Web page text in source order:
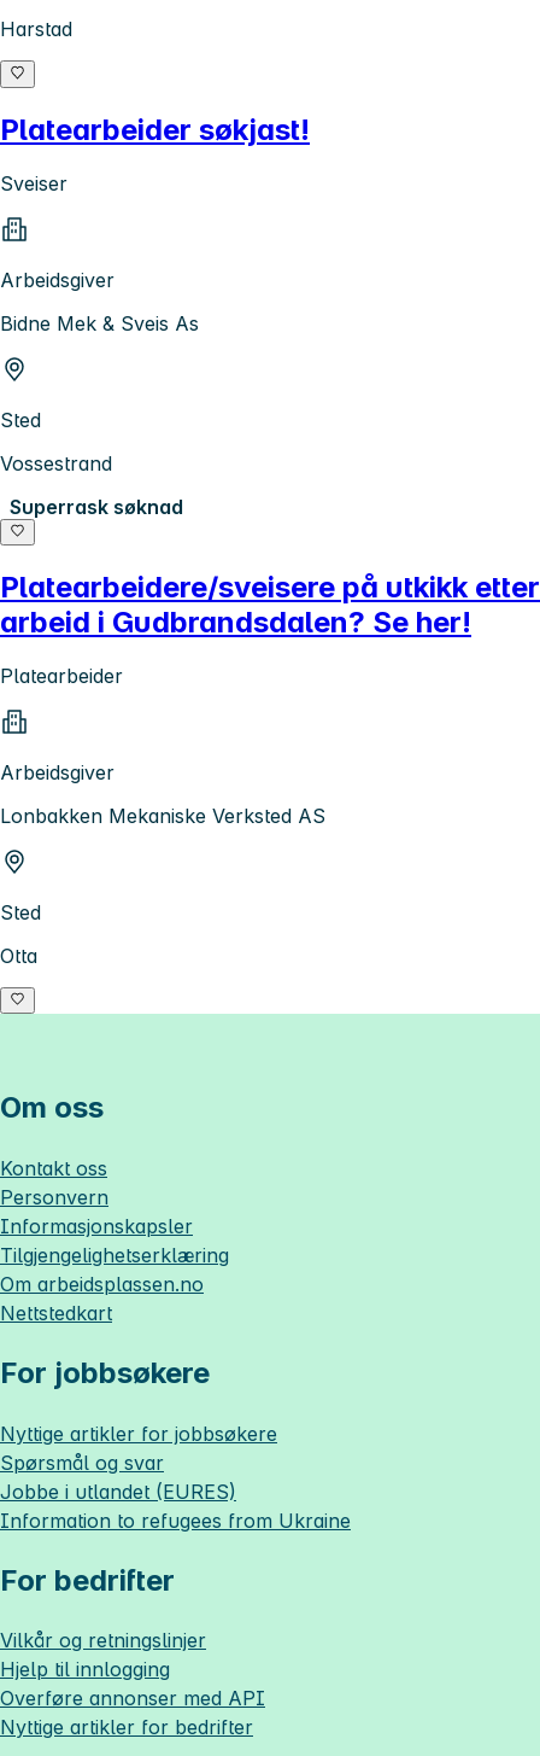
Harstad
Platearbeider søkjast!
Sveiser
Arbeidsgiver
Bidne Mek & Sveis As
Sted
Vossestrand
Superrask søknad
Platearbeidere/sveisere på utkikk etter
arbeid i Gudbrandsdalen? Se her!
Platearbeider
Arbeidsgiver
Lonbakken Mekaniske Verksted AS
Sted
Otta
Om oss
Kontakt oss
Personvern
Informasjonskapsler
Tilgjengelighetserklæring
Om arbeidsplassen.no
Nettstedkart
For jobbsøkere
Nyttige artikler for jobbsøkere
Spørsmål og svar
Jobbe i utlandet (EURES)
Information to refugees from Ukraine
For bedrifter
Vilkår og retningslinjer
Hjelp til innlogging
Overføre annonser med API
Nyttige artikler for bedrifter